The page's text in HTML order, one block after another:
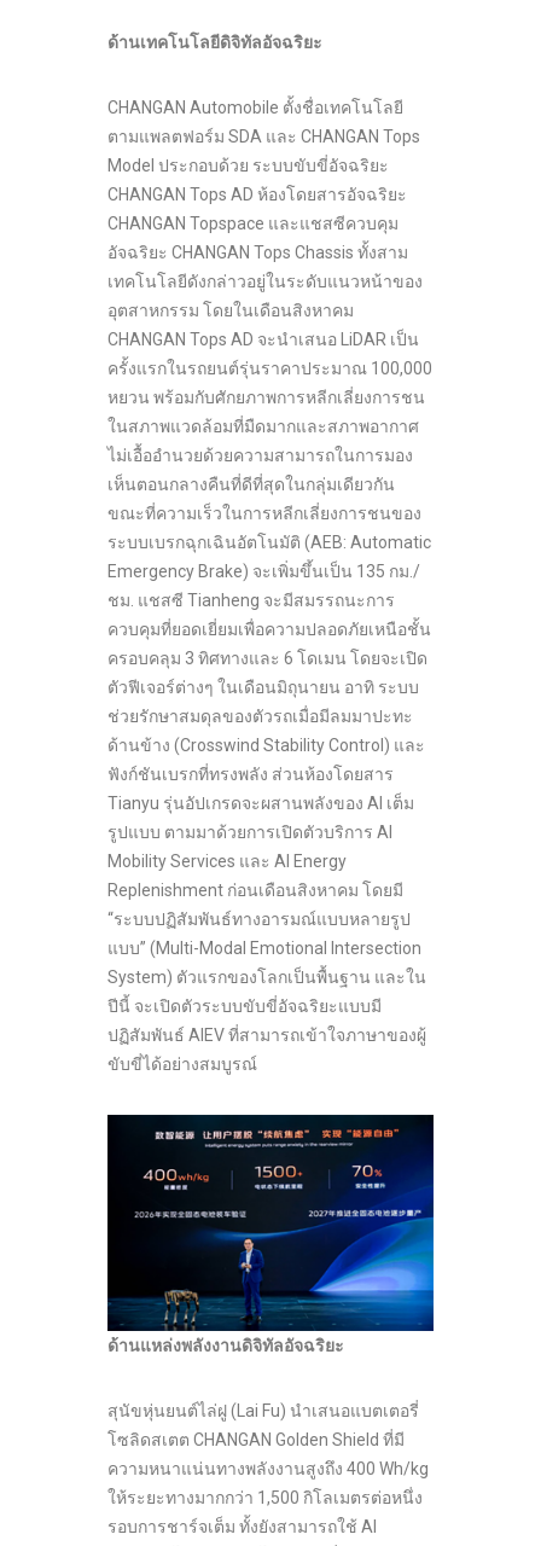
ด้านเทคโนโลยีดิจิทัลอัจฉริยะ
CHANGAN Automobile ตั้งชื่อเทคโนโลยี
ตามแพลตฟอร์ม SDA และ CHANGAN Tops
Model ประกอบด้วย ระบบขับขี่อัจฉริยะ
CHANGAN Tops AD ห้องโดยสารอัจฉริยะ
CHANGAN Topspace และแชสซีควบคุม
อัจฉริยะ CHANGAN Tops Chassis ทั้งสาม
เทคโนโลยีดังกล่าวอยู่ในระดับแนวหน้าของ
อุตสาหกรรม โดยในเดือนสิงหาคม
CHANGAN Tops AD จะนำเสนอ LiDAR เป็น
ครั้งแรกในรถยนต์รุ่นราคาประมาณ 100,000
หยวน พร้อมกับศักยภาพการหลีกเลี่ยงการชน
ในสภาพแวดล้อมที่มืดมากและสภาพอากาศ
ไม่เอื้ออำนวยด้วยความสามารถในการมอง
เห็นตอนกลางคืนที่ดีที่สุดในกลุ่มเดียวกัน
ขณะที่ความเร็วในการหลีกเลี่ยงการชนของ
ระบบเบรกฉุกเฉินอัตโนมัติ (AEB: Automatic
Emergency Brake) จะเพิ่มขึ้นเป็น 135 กม./
ชม. แชสซี Tianheng จะมีสมรรถนะการ
ควบคุมที่ยอดเยี่ยมเพื่อความปลอดภัยเหนือชั้น
ครอบคลุม 3 ทิศทางและ 6 โดเมน โดยจะเปิด
ตัวฟีเจอร์ต่างๆ ในเดือนมิถุนายน อาทิ ระบบ
ช่วยรักษาสมดุลของตัวรถเมื่อมีลมมาปะทะ
ด้านข้าง (Crosswind Stability Control) และ
ฟังก์ชันเบรกที่ทรงพลัง ส่วนห้องโดยสาร
Tianyu รุ่นอัปเกรดจะผสานพลังของ AI เต็ม
รูปแบบ ตามมาด้วยการเปิดตัวบริการ AI
Mobility Services และ AI Energy
Replenishment ก่อนเดือนสิงหาคม โดยมี
“ระบบปฏิสัมพันธ์ทางอารมณ์แบบหลายรูป
แบบ” (Multi-Modal Emotional Intersection
System) ตัวแรกของโลกเป็นพื้นฐาน และใน
ปีนี้ จะเปิดตัวระบบขับขี่อัจฉริยะแบบมี
ปฏิสัมพันธ์ AIEV ที่สามารถเข้าใจภาษาของผู้
ขับขี่ได้อย่างสมบูรณ์
ด้านแหล่งพลังงานดิจิทัลอัจฉริยะ
สุนัขหุ่นยนต์ไล่ฝู (Lai Fu) นำเสนอแบตเตอรี่
โซลิดสเตต CHANGAN Golden Shield ที่มี
ความหนาแน่นทางพลังงานสูงถึง 400 Wh/kg
ให้ระยะทางมากกว่า 1,500 กิโลเมตรต่อหนึ่ง
รอบการชาร์จเต็ม ทั้งยังสามารถใช้ AI